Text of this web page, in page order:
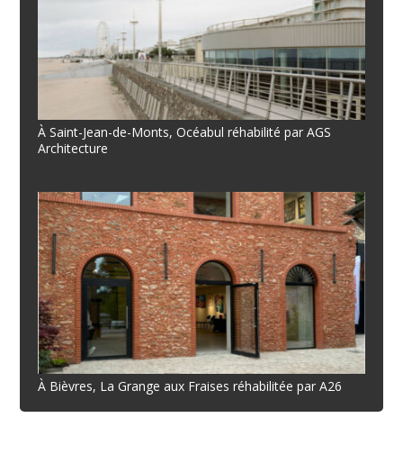
À Saint-Jean-de-Monts, Océabul réhabilité par AGS
Architecture
À Bièvres, La Grange aux Fraises réhabilitée par A26